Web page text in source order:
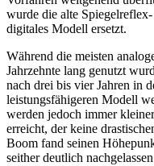
wurde die alte
digitales Modell ersetzt.
Während die meisten
Jahrzehnte lang genutzt
nach drei bis vier Jahren in
leistungsfähigeren Modell
werden jedoch immer
erreicht, der keine
Boom fand seinen
seither deutlich